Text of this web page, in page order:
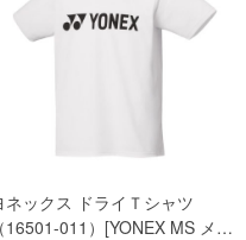
ネックス ドライＴシャツ
（16501-011）[YONEX MS メ…